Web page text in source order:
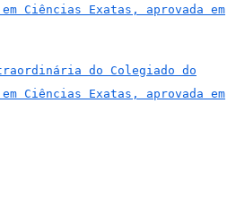
Ciências Exatas, aprovada em
do Colegiado do
Ciências Exatas, aprovada em